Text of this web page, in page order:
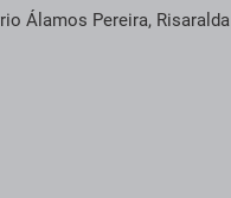
Álamos Pereira, Risaralda